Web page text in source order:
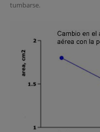
tumbarse.